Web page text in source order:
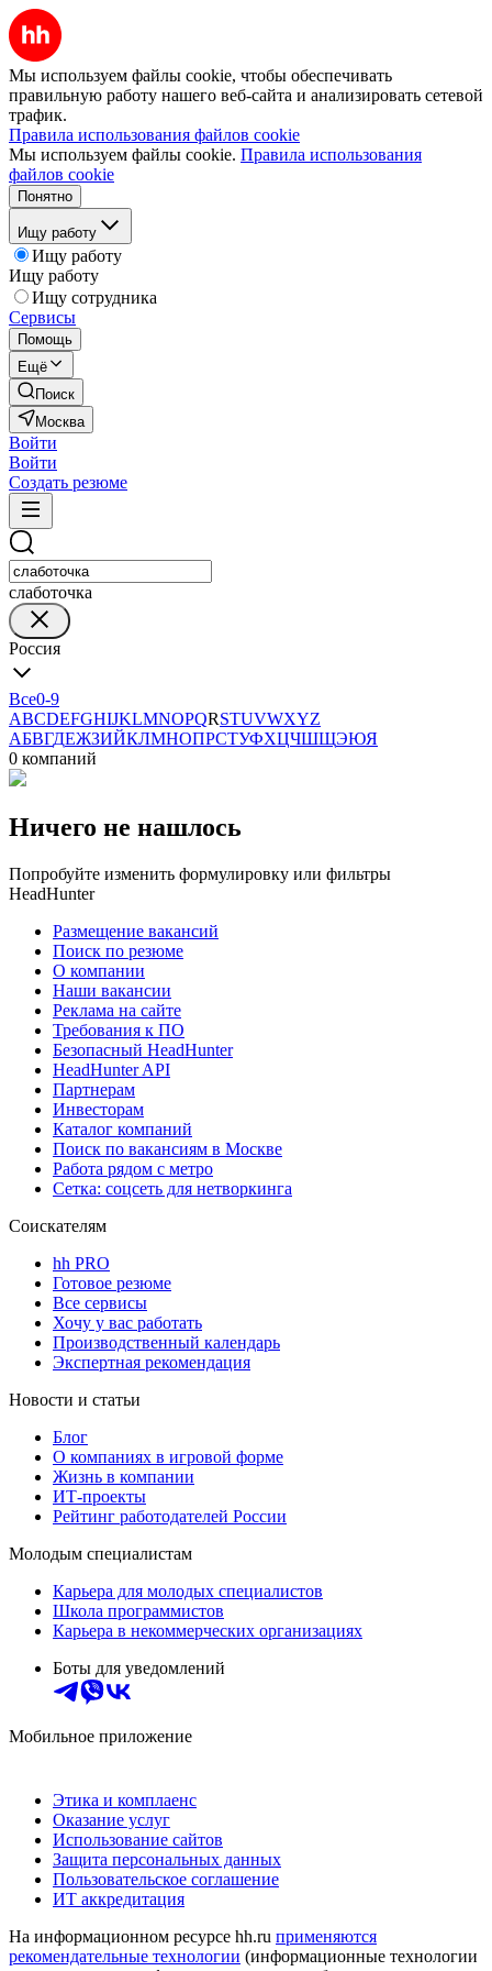
Мы используем файлы cookie, чтобы обеспечивать
правильную работу нашего веб-сайта и анализировать сетевой
трафик.
Правила использования файлов cookie
Мы используем файлы cookie. Правила использования
файлов cookie
Понятно
Ищу работу
Ищу работу
Ищу работу
Ищу сотрудника
Сервисы
Помощь
Ещё
Поиск
Москва
Войти
Войти
Создать резюме
слаботочка
Россия
Все0-9
ABCDEFGHIJKLMNOPQRSTUVWXYZ
АБВГДЕЖЗИЙКЛМНОПРСТУФХЦЧШЩЭЮЯ
0 компаний
Ничего не нашлось
Попробуйте изменить формулировку или фильтры
HeadHunter
Размещение вакансий
Поиск по резюме
О компании
Наши вакансии
Реклама на сайте
Требования к ПО
Безопасный HeadHunter
HeadHunter API
Партнерам
Инвесторам
Каталог компаний
Поиск по вакансиям в Москве
Работа рядом с метро
Сетка: соцсеть для нетворкинга
Соискателям
hh PRO
Готовое резюме
Все сервисы
Хочу у вас работать
Производственный календарь
Экспертная рекомендация
Новости и статьи
Блог
О компаниях в игровой форме
Жизнь в компании
ИТ-проекты
Рейтинг работодателей России
Молодым специалистам
Карьера для молодых специалистов
Школа программистов
Карьера в некоммерческих организациях
Боты для уведомлений
Мобильное приложение
Этика и комплаенс
Оказание услуг
Использование сайтов
Защита персональных данных
Пользовательское соглашение
ИТ аккредитация
На информационном ресурсе hh.ru применяются
рекомендательные технологии (информационные технологии